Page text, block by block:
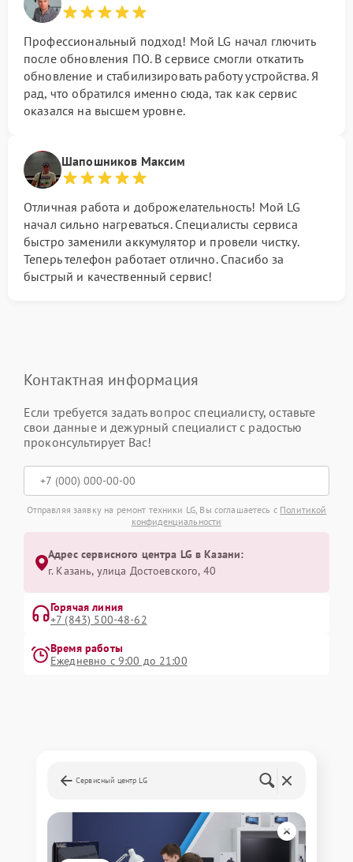
Профессиональный подход! Мой LG начал глючить
после обновления ПО. В сервисе смогли откатить
обновление и стабилизировать работу устройства. Я
рад, что обратился именно сюда, так как сервис
оказался на высшем уровне.
Шапошников Максим
Отличная работа и доброжелательность! Мой LG
начал сильно нагреваться. Специалисты сервиса
быстро заменили аккумулятор и провели чистку.
Теперь телефон работает отлично. Спасибо за
быстрый и качественный сервис!
Контактная информация
Если требуется задать вопрос специалисту, оставьте
свои данные и дежурный специалист с радостью
проконсультирует Вас!
Отправляя заявку на ремонт техники LG, Вы соглашаетесь с Политикой
конфиденциальности
Адрес сервисного центра LG в Казани:
г. Казань, улица Достоевского, 40
Горячая линия
+7 (843) 500-48-62
Время работы
Ежедневно с 9:00 до 21:00
Сервисный центр LG